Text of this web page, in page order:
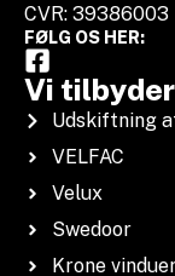
CVR: 39386003
FØLG OS HER:
Vi tilbyder
Udskiftning
VELFAC
Velux
Swedoor
Krone